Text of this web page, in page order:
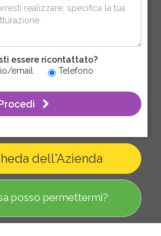
essere ricontattato?
email
Telefono
posso permettermi?
dell'Azienda